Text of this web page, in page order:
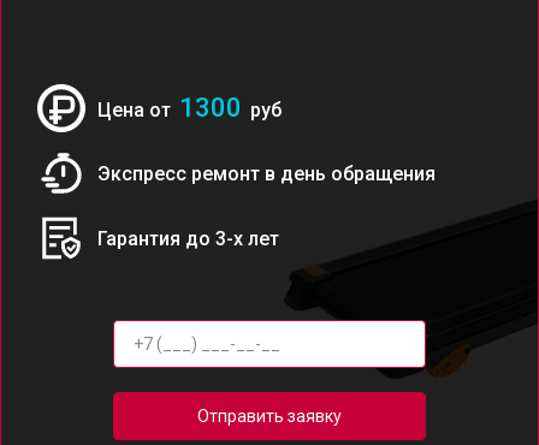
Цена от 1300 руб
Экспресс ремонт в день обращения
Гарантия до 3-х лет
Отправить заявку